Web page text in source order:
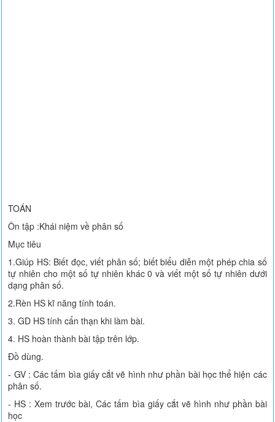
TOÁN
Ôn tập :Khái niệm về phân số
Mục tiêu
1.Giúp HS: Biết đọc, viết phân số; biết biểu diễn một phép chia số
tự nhiên cho một số tự nhiên khác 0 và viết một số tự nhiên dưới
dạng phân số.
2.Rèn HS kĩ năng tính toán.
3. GD HS tính cẩn thạn khi làm bài.
4. HS hoàn thành bài tập trên lớp.
Đồ dùng.
- GV : Các tấm bìa giấy cắt vẽ hình như phần bài học thể hiện các
phân số.
- HS : Xem trước bài, Các tấm bìa giấy cắt vẽ hình như phần bài
học